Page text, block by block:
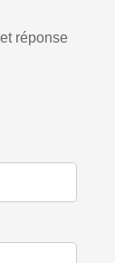
réponse